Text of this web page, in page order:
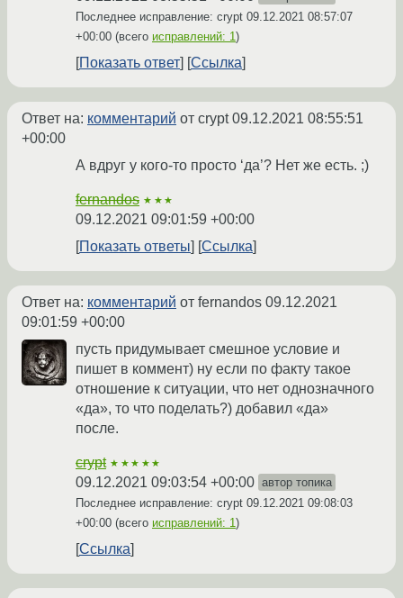
Последнее исправление: crypt 09.12.2021 08:57:07
+00:00 (всего исправлений: 1)
Показать ответ Ссылка
Ответ на: комментарий от crypt09.12.2021 08:55:51
+00:00
А вдруг у кого-то просто ‘да’? Нет же есть. ;)
fernandos ★★★
09.12.2021 09:01:59 +00:00
Показать ответы
Ссылка
Ответ на: комментарий от fernandos 09.12.2021
09:01:59 +00:00
пусть придумывает смешное условие и
пишет в коммент) ну если по факту такое
отношение к ситуации, что нет однозначного
«да», то что поделать?) добавил «да»
после.
crypt ★★★★★
09.12.2021 09:03:54 +00:00 автор топика
Последнее исправление: crypt 09.12.2021 09:08:03
+00:00 (всего исправлений: 1)
Ссылка